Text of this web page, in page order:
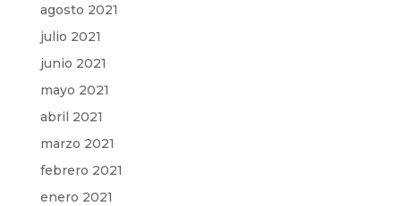
agosto 2021
julio 2021
junio 2021
mayo 2021
abril 2021
marzo 2021
febrero 2021
enero 2021